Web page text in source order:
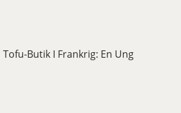
Butik I Frankrig: En Ung